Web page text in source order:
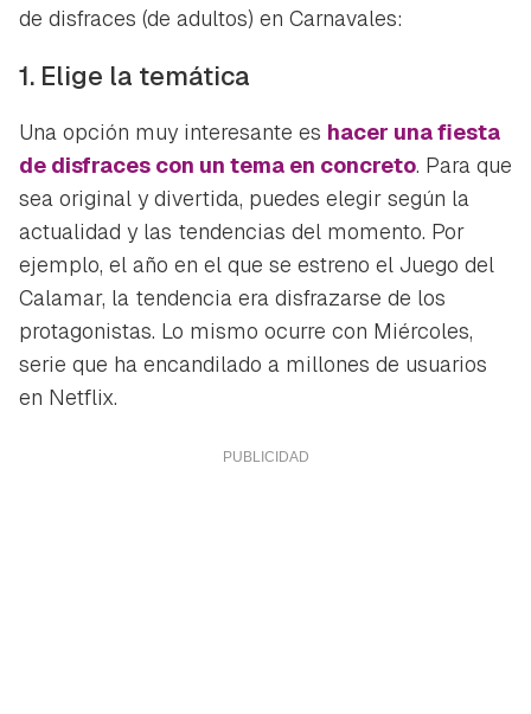
de disfraces (de adultos) en Carnavales:
1. Elige la temática
Una opción muy interesante es hacer una fiesta
de disfraces con un tema en concreto. Para que
sea original y divertida, puedes elegir según la
actualidad y las tendencias del momento. Por
ejemplo, el año en el que se estreno el Juego del
Calamar, la tendencia era disfrazarse de los
protagonistas. Lo mismo ocurre con Miércoles,
serie que ha encandilado a millones de usuarios
en Netflix.